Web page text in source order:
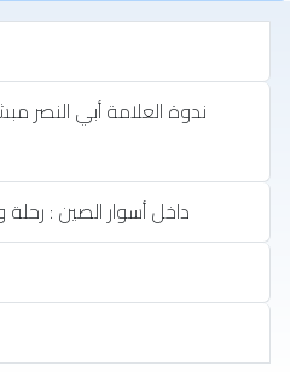
ندوة العلامة أبي النصر
داخل أسوار الصين :